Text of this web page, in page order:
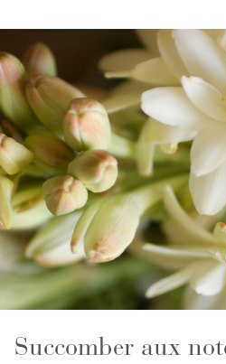
Succomber aux